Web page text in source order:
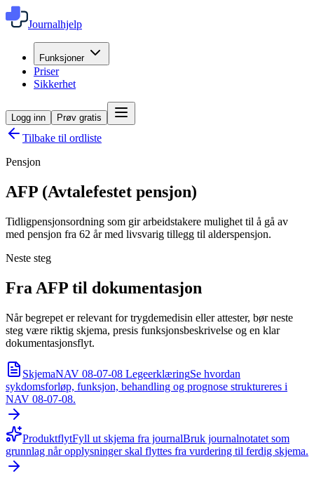
Journalhjelp
Funksjoner
Priser
Sikkerhet
Logg inn Prøv gratis
Tilbake til ordliste
Pensjon
AFP (Avtalefestet pensjon)
Tidligpensjonsordning som gir arbeidstakere mulighet til å gå av
med pensjon fra 62 år med livsvarig tillegg til alderspensjon.
Neste steg
Fra AFP til dokumentasjon
Når begrepet er relevant for trygdemedisin eller attester, bør neste
steg være riktig skjema, presis funksjonsbeskrivelse og en klar
dokumentasjonsflyt.
SkjemaNAV 08-07-08 LegeerklæringSe hvordan
sykdomsforløp, funksjon, behandling og prognose struktureres i
NAV 08-07-08.
ProduktflytFyll ut skjema fra journalBruk journalnotatet som
grunnlag når opplysninger skal flyttes fra vurdering til ferdig skjema.